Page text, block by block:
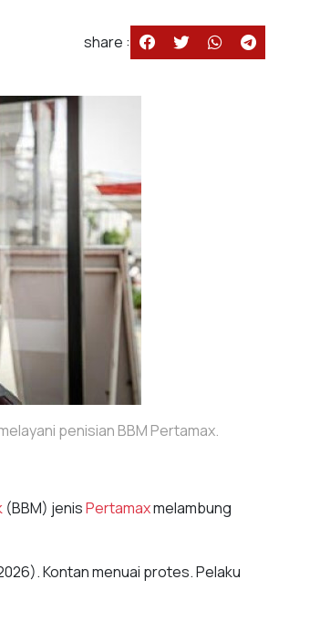
share :
penisian BBM Pertamax.
(BBM) jenisPertamaxmelambung
Kontan menuai protes. Pelaku